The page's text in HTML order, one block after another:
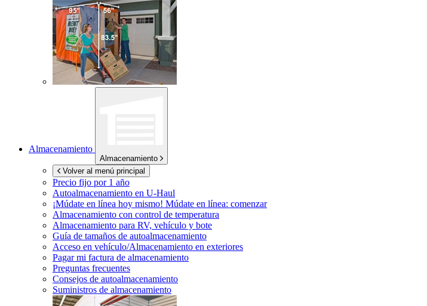
Almacenamiento
Almacenamiento
Volver al menú principal
Precio fijo por 1 año
Autoalmacenamiento en U-Haul
¡Múdate en línea hoy mismo! Múdate en línea: comenzar
Almacenamiento con control de temperatura
Almacenamiento para RV, vehículo y bote
Guía de tamaños de autoalmacenamiento
Acceso en vehículo/Almacenamiento en exteriores
Pagar mi factura de almacenamiento
Preguntas frecuentes
Consejos de autoalmacenamiento
Suministros de almacenamiento